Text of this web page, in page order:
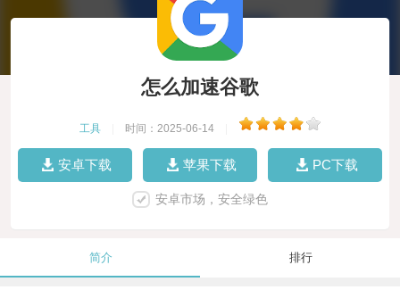
怎么加速谷歌
工具 时间：2025-06-14
安卓下载 苹果下载 PC下载
安卓市场，安全绿色
简介 排行